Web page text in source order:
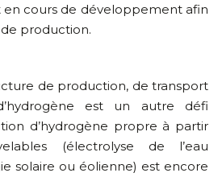
en cours de développement afin
production.
de production, de transport
est un autre défi
d’hydrogène propre à partir
(électrolyse de l’eau
solaire ou éolienne) est encore